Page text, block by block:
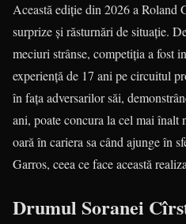
Această ediție din 2026 a Roland
surprize și răsturnări de situație.
meciuri strânse, competiția a fost
experiență de 17 ani pe circuitul
în fața adversarilor săi,
ani, poate concura la cel mai înalt
oară în cariera sa când ajunge în
Garros, ceea ce face această
Drumul Soranei